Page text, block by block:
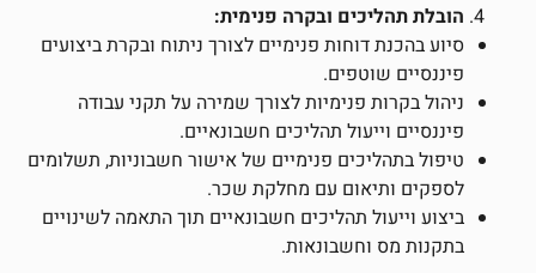
הובלת תהליכים ובקרה פנימית:
סיוע בהכנת דוחות פנימיים לצורך ניתוח ובקרת ביצועים
פיננסיים שוטפים.
ניהול בקרות פנימיות לצורך שמירה על תקני עבודה
פיננסיים וייעול תהליכים חשבונאיים.
טיפול בתהליכים פנימיים של אישור חשבוניות, תשלומים
לספקים ותיאום עם מחלקת שכר.
ביצוע וייעול תהליכים חשבונאיים תוך התאמה לשינויים
בתקנות מס וחשבונאות.